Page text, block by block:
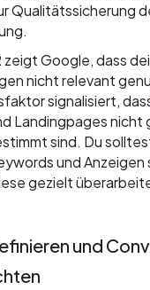
Qualitätssicherung
zeigt Google, dass
nicht relevant
signalisiert,
Landingpages nicht
sind. Du
und Anzeigen
gezielt
und